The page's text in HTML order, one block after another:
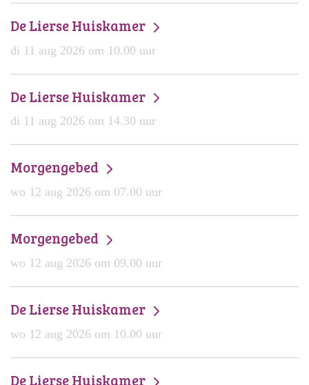
De Lierse Huiskamer
di 11 aug 2026 om 10.00 uur
De Lierse Huiskamer
di 11 aug 2026 om 14.30 uur
Morgengebed
wo 12 aug 2026 om 07.00 uur
Morgengebed
wo 12 aug 2026 om 09.00 uur
De Lierse Huiskamer
wo 12 aug 2026 om 10.00 uur
De Lierse Huiskamer